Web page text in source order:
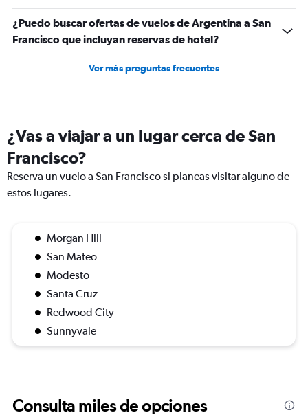
¿Puedo buscar ofertas de vuelos de Argentina a San
Francisco que incluyan reservas de hotel?
Ver más preguntas frecuentes
¿Vas a viajar a un lugar cerca de San
Francisco?
Reserva un vuelo a San Francisco si planeas visitar alguno de
estos lugares.
Morgan Hill
San Mateo
Modesto
Santa Cruz
Redwood City
Sunnyvale
Consulta miles de opciones